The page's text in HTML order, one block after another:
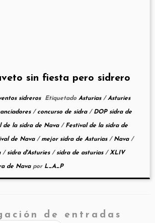
sin fiesta pero sidrero
sidreros Etiquetado Asturias /Asturies
/ concurso de sidra / DOP sidra de
de la sidra de Nava / Festival de la sidra de
de Nava / mejor sidra de Asturias / Nava /
/sidra d'Asturies /sidra de asturias /XLIV
de Nava por L_A_P
de entradas